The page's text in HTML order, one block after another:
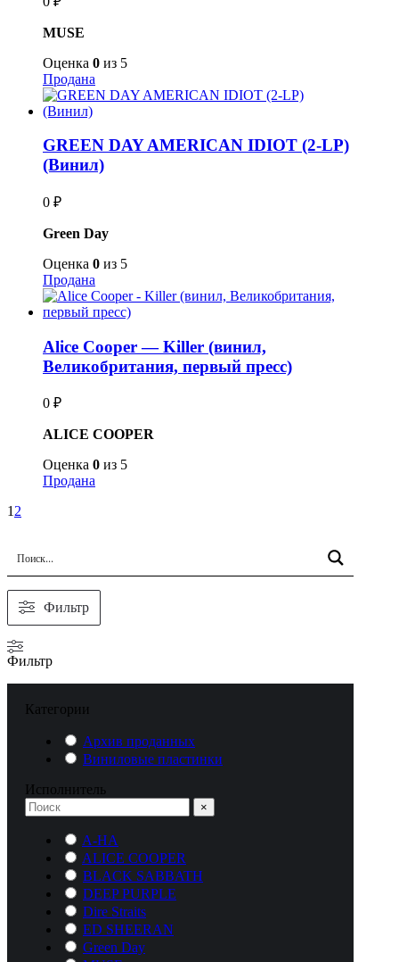
MUSE
Оценка 0 из 5
Продана
GREEN DAY AMERICAN IDIOT (2-LP)
(Винил)
0 ₽
Green Day
Оценка 0 из 5
Продана
Alice Cooper — Killer (винил,
Великобритания, первый пресс)
0 ₽
ALICE COOPER
Оценка 0 из 5
Продана
1 2
Фильтр
Фильтр
Категории
Архив проданных
Виниловые пластинки
Исполнитель
×
A-HA
ALICE COOPER
BLACK SABBATH
DEEP PURPLE
Dire Straits
ED SHEERAN
Green Day